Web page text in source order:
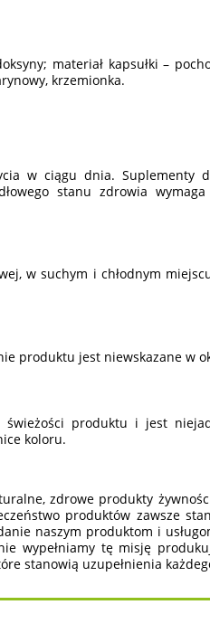
materiał kapsułki –
krzemionka.
w ciągu dnia. Suplementy
stanu zdrowia
w suchym i chłodnym
produktu jest niewskazane w
świeżości produktu i jest
koloru.
zdrowe produkty
produktów zawsze
naszym produktom i
wypełniamy tę misję
stanowią uzupełnienia